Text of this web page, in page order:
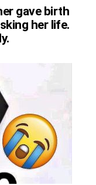
gave birth
her life.